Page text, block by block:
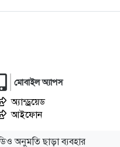
৭৮ কর্মকর্তা-সদস্যের
অনুষ্ঠিত
গ্রেপ্তার ১
মোবাইল অ্যাপস
অ্যান্ড্রয়েড
আইফোন
অনুমতি ছাড়া ব্যবহার